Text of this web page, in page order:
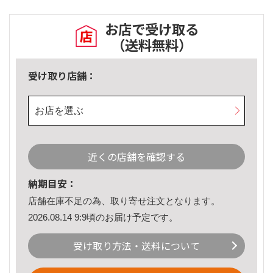
お店で受け取る
（送料無料）
受け取り店舗：
お店を選ぶ
近くの店舗を確認する
納期目安：
店舗在庫不足の為、取り寄せ注文となります。
2026.08.14 9:9頃のお届け予定です。
受け取り方法・送料について